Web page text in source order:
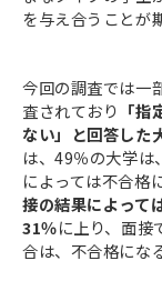
を与え合うことが
今回の調査では一
査されており 「
ない」と回答した
は、49％の大学
によっては不合格
接の結果によって
31％に上り、面
合は、不合格にな